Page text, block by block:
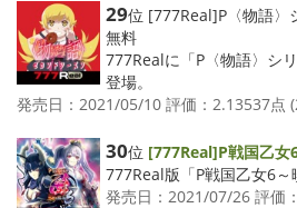
29位 [777Real]P〈物語〉
無料
777Realに「P〈物語〉シ
登場。
発売日：2021/05/10 評価：2.13537点
30位 [777Real]P戦国乙女
777Real版「P戦国乙女6～
発売日：2021/07/26 評価